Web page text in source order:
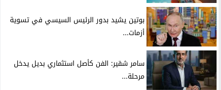
بوتين يشيد بدور الرئيس السيسي في تسوية
أزمات...
سامر شقير: الفن كأصل استثماري بديل يدخل
مرحلة...